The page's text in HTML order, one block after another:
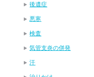
後遺症
悪寒
検査
気管支炎の併発
汗